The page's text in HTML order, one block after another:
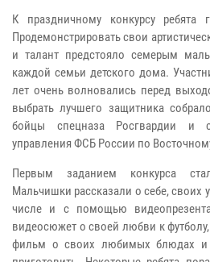
К праздничному конкурсу ребята
Продемонстрировать свои
и талант предстояло семерым
каждой семьи детского дома.
лет очень волновались перед
выбрать лучшего защитника
бойцы спецназа Росгвардии и
управления ФСБ России по
Первым заданием конкурса
Мальчишки рассказали о себе, своих
числе и с помощью
видеосюжет о своей любви к
фильм о своих любимых блюдах и